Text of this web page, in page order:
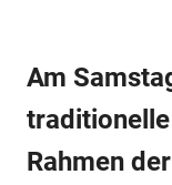
Am
Rahmen